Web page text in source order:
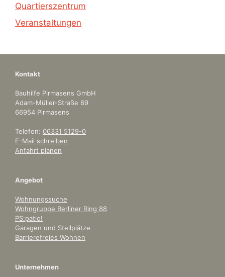
Quartierszentrum
Veranstaltungen
Kontakt
Bauhilfe Pirmasens GmbH
Adam-Müller-Straße 69
66954 Pirmasens
Telefon: 06331 5129-0
E-Mail schreiben
Anfahrt planen
Angebot
Wohnungssuche
Wohngruppe Berliner Ring 88
PS:patio!
Garagen und Stellplätze
Barrierefreies Wohnen
Unternehmen